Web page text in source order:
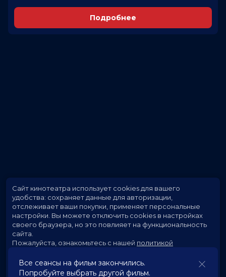
Подробнее
Все сеансы на фильм закончились.
Попробуйте выбрать другой фильм.
Сайт кинотеатра использует cookies для вашего
удобства: сохраняет данные для авторизации,
отслеживает ваши покупки, применяет персональные
настройки. Вы можете отключить cookies в настройках
своего браузера, но это повлияет на функциональность
сайта.
Пожалуйста, ознакомьтесь с нашей политикой
Принять